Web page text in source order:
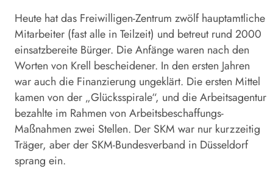
Heute hat das Freiwilligen-Zentrum zwölf hauptamtliche
Mitarbeiter (fast alle in Teilzeit) und betreut rund 2000
einsatzbereite Bürger. Die Anfänge waren nach den
Worten von Krell bescheidener. In den ersten Jahren
war auch die Finanzierung ungeklärt. Die ersten Mittel
kamen von der „Glücksspirale“, und die Arbeitsagentur
bezahlte im Rahmen von Arbeitsbeschaffungs-
Maßnahmen zwei Stellen. Der SKM war nur kurzzeitig
Träger, aber der SKM-Bundesverband in Düsseldorf
sprang ein.